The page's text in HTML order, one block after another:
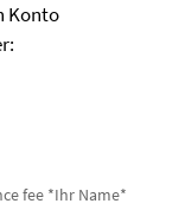
Konto
fee *Ihr Name*